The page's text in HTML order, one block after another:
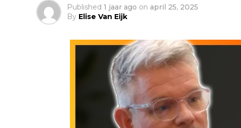
Published 1 jaar ago on april 25, 2025
By Elise Van Eijk